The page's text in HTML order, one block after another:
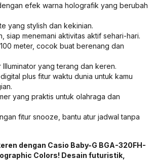
efek warna holografik yang berubah
yang stylish dan kekinian.
siap menemani aktivitas aktif sehari-hari.
meter, cocok buat berenang dan
Illuminator yang terang dan keren.
plus fitur waktu dunia untuk kamu
yang praktis untuk olahraga dan
fitur snooze, bantu atur jadwal tanpa
dengan Casio Baby-G BGA-320FH-
Colors! Desain futuristik,